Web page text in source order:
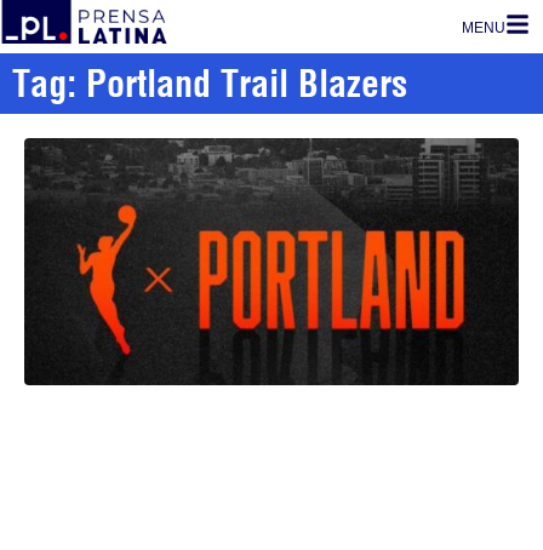
MENU
Tag: Portland Trail Blazers